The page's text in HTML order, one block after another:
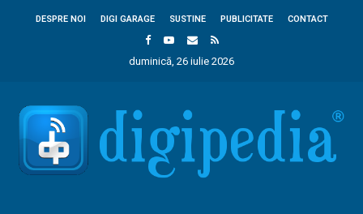
DESPRE NOI DIGI GARAGE SUSTINE PUBLICITATE CONTACT
duminică, 26 iulie 2026